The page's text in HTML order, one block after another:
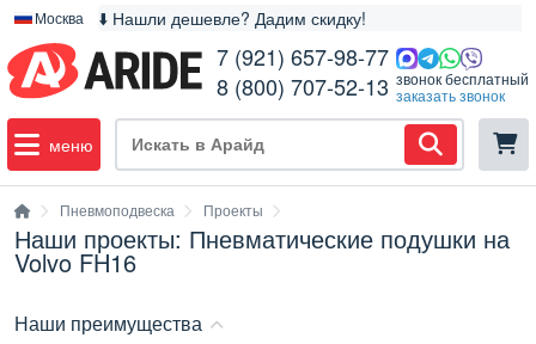
Москва ⬇️ Нашли дешевле? Дадим скидку!
7 (921) 657-98-77
8 (800) 707-52-13 звонок бесплатный
заказать звонок
меню
Пневмоподвеска Проекты
Наши проекты: Пневматические подушки на
Volvo FH16
Наши преимущества